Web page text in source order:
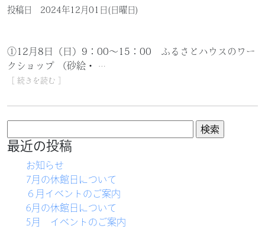
投稿日 2024年12月01日(日曜日)
①12月8日（日）9：00～15：00 ふるさとハウスのワー
クショップ （砂絵・
…
［ 続きを読む ］
索:
最近の投稿
お知らせ
7月の休館日について
６月イベントのご案内
6月の休館日について
5月 イベントのご案内